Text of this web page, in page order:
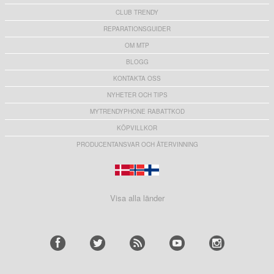
CLUB TRENDY
REPARATIONSGUIDER
OM MTP
BLOGG
KONTAKTA OSS
NYHETER OCH TIPS
MYTRENDYPHONE RABATTKOD
KÖPVILLKOR
PRODUCENTANSVAR OCH ÅTERVINNING
Visa alla länder